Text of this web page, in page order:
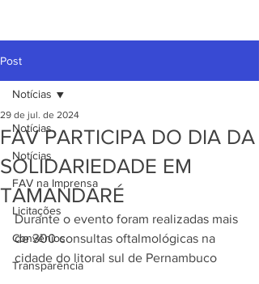
Post
Notícias
Notícias
FAV na Imprensa
Licitações
Convênios
Transparência
Notícias
FAV PARTICIPA DO DIA DA
SOLIDARIEDADE EM
TAMANDARÉ
29 de jul. de 2024
Durante o evento foram realizadas mais
de 300 consultas oftalmológicas na
cidade do litoral sul de Pernambuco